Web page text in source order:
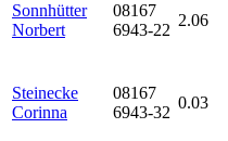
Sonnhütter
Norbert
08167
6943-22
2.06
Steinecke
Corinna
08167
6943-32
0.03